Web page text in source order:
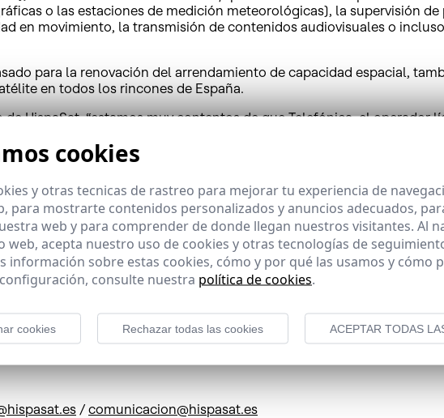
o las estaciones de medición meteorológicas), la supervisión
en movimiento, la transmisión de contenidos audiovisuales o
para la renovación del arrendamiento de capacidad espacial,
en todos los rincones de España.
HispaSat, “estamos muy contentos de que Telefónica, el operador
así un trabajo que llevamos desarrollando de forma conjunta desde
para soluciones como las que Telefónica ofrece a sus clientes
Servicios Audiovisuales, “gracias a la capacidad satelital de
satelitales profesionales según las necesidades específicas de
proporciona un valor añadido a todas nuestras soluciones”.
es líder en la difusión y distribución de contenidos
al Hogar (DTH) y Televisión de Alta Definición (TVAD). También
de redes de celulares, así como otras soluciones de valor
África. HispaSat, constituida por empresas con presencia tanto en
compañías del mundo por ingresos en su sector y el principal puente
/comunicacion@hispasat.es
cookies
y otras tecnicas de rastreo para mejorar tu experiencia de
para mostrarte contenidos personalizados y anuncios adecuados,
web y para comprender de donde llegan nuestros visitantes. Al
web, acepta nuestro uso de cookies y otras tecnologías de
información sobre estas cookies, cómo y por qué las usamos y cómo
consulte nuestra política de cookies.
cookies Rechazar todas las cookies ACEPTAR TODAS